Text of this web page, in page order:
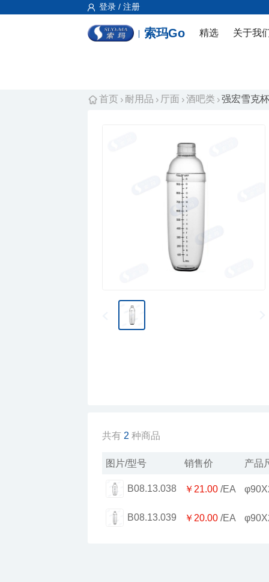
登录 / 注册
索玛Go 精选 关于我
首页 耐用品 厅面 酒吧类 强宏雪克
共有 2 种商品
图片/型号 销售价 产品
B08.13.038 ￥21.00/EA
B08.13.039 ￥20.00/EA